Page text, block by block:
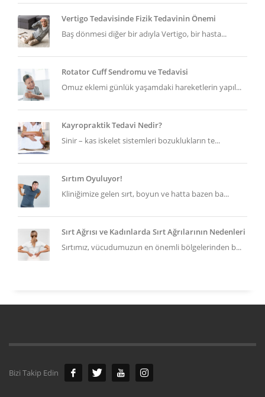
Vertigo Tedavisinde Fizik Tedavinin Önemi
Baş dönmesi diğer bir adıyla Vertigo, bir hasta...
Rotator Cuff Sendromu ve Tedavisi
Omuz eklemi günlük yaşamdaki hareketlerin yapıl...
Kayropraktik Tedavi Nedir?
Sinir – kas iskelet sistemleri bozuklukların te...
Sırtım Oyuluyor!
Kliniğimize gelen sırt, boyun ve hatta bazen ba...
Sırt Ağrısı ve Kadınlarda Sırt Ağrılarının Nedenleri
Sırtımız, vücudumuzun en önemli bölgelerinden b...
Bizi Takip Edin